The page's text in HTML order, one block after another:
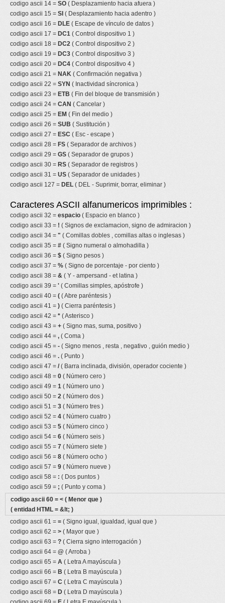
codigo ascii 14 = SO ( Desplazamiento hacia afuera )
codigo ascii 15 = SI ( Desplazamiento hacia adentro )
codigo ascii 16 = DLE ( Escape de vínculo de datos )
codigo ascii 17 = DC1 ( Control dispositivo 1 )
codigo ascii 18 = DC2 ( Control dispositivo 2 )
codigo ascii 19 = DC3 ( Control dispositivo 3 )
codigo ascii 20 = DC4 ( Control dispositivo 4 )
codigo ascii 21 = NAK ( Confirmación negativa )
codigo ascii 22 = SYN ( Inactividad síncronica )
codigo ascii 23 = ETB ( Fin del bloque de transmisión )
codigo ascii 24 = CAN ( Cancelar )
codigo ascii 25 = EM ( Fin del medio )
codigo ascii 26 = SUB ( Sustitución )
codigo ascii 27 = ESC ( Esc - escape )
codigo ascii 28 = FS ( Separador de archivos )
codigo ascii 29 = GS ( Separador de grupos )
codigo ascii 30 = RS ( Separador de registros )
codigo ascii 31 = US ( Separador de unidades )
codigo ascii 127 = DEL ( DEL - Suprimir, borrar, eliminar )
Caracteres ASCII alfanumericos imprimibles :
codigo ascii 32 = espacio ( Espacio en blanco )
codigo ascii 33 = ! ( Signos de exclamacion, signo de admiracion )
codigo ascii 34 = " ( Comillas dobles , comillas altas o inglesas )
codigo ascii 35 = # ( Signo numeral o almohadilla )
codigo ascii 36 = $ ( Signo pesos )
codigo ascii 37 = % ( Signo de porcentaje - por ciento )
codigo ascii 38 = & ( Y - ampersand - et latina )
codigo ascii 39 = ' ( Comillas simples, apóstrofe )
codigo ascii 40 = ( ( Abre paréntesis )
codigo ascii 41 = ) ( Cierra paréntesis )
codigo ascii 42 = * ( Asterisco )
codigo ascii 43 = + ( Signo mas, suma, positivo )
codigo ascii 44 = , ( Coma )
codigo ascii 45 = - ( Signo menos , resta , negativo , guión medio )
codigo ascii 46 = . ( Punto )
codigo ascii 47 = /( Barra inclinada, división, operador cociente )
codigo ascii 48 = 0 ( Número cero )
codigo ascii 49 = 1 ( Número uno )
codigo ascii 50 = 2 ( Número dos )
codigo ascii 51 = 3 ( Número tres )
codigo ascii 52 = 4 ( Número cuatro )
codigo ascii 53 = 5 ( Número cinco )
codigo ascii 54 = 6 ( Número seis )
codigo ascii 55 = 7 ( Número siete )
codigo ascii 56 = 8 ( Número ocho )
codigo ascii 57 = 9 ( Número nueve )
codigo ascii 58 = : ( Dos puntos )
codigo ascii 59 = ; ( Punto y coma )
codigo ascii 60 = < ( Menor que )
( entidad HTML = &lt; )
codigo ascii 61 = = ( Signo igual, igualdad, igual que )
codigo ascii 62 = > ( Mayor que )
codigo ascii 63 = ? ( Cierra signo interrogación )
codigo ascii 64 = @ ( Arroba )
codigo ascii 65 = A ( Letra A mayúscula )
codigo ascii 66 = B ( Letra B mayúscula )
codigo ascii 67 = C ( Letra C mayúscula )
codigo ascii 68 = D ( Letra D mayúscula )